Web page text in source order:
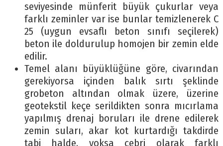
seviyesinde münferit büyük çukurlar veya
farklı zeminler var ise bunlar temizlenerek C
25 (uygun evsaflı beton sınıfı seçilerek)
beton ile doldurulup homojen bir zemin elde
edilir.
Temel alanı büyüklüğüne göre, civarından
gerekiyorsa içinden balık sırtı şeklinde
grobeton altından olmak üzere, üzerine
geotekstil keçe serildikten sonra mıcırlama
yapılmış drenaj boruları ile drene edilerek
zemin suları, akar kot kurtardığı takdirde
tabi halde, yoksa cebri olarak farklı